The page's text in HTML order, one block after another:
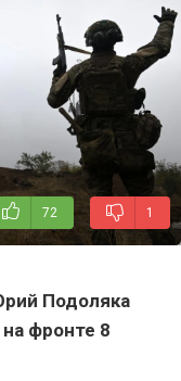
72 1
Подоляка
фронте 8